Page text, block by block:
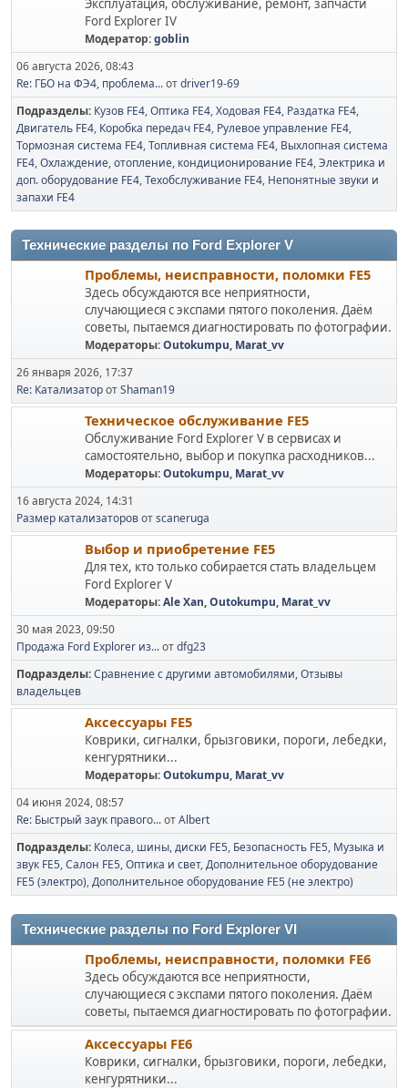
Эксплуатация, обслуживание, ремонт, запчасти
Ford Explorer IV
Модератор:goblin
06 августа 2026, 08:43
Re: ГБО на ФЭ4, проблема...отdriver19-69
Подразделы Кузов FE4 Оптика FE4 Ходовая FE4 Раздатка FE4
Двигатель FE4 Коробка передач FE4 Рулевое управление FE4
Тормозная система FE4 Топливная система FE4 Выхлопная система
FE4 Охлаждение, отопление, кондиционирование FE4 Электрика и
доп. оборудование FE4 Техобслуживание FE4 Непонятные звуки и
запахи FE4
Технические разделы по Ford Explorer V
Проблемы, неисправности, поломки FE5
Здесь обсуждаются все неприятности,
случающиеся с экспами пятого поколения. Даём
советы, пытаемся диагностировать по фотографии.
Модераторы:Outokumpu, Marat_vv
26 января 2026, 17:37
Re: КатализаторотShaman19
Техническое обслуживание FE5
Обслуживание Ford Explorer V в сервисах и
самостоятельно, выбор и покупка расходников...
Модераторы:Outokumpu, Marat_vv
16 августа 2024, 14:31
Размер катализаторовотscaneruga
Выбор и приобретение FE5
Для тех, кто только собирается стать владельцем
Ford Explorer V
Модераторы:Ale Xan,Outokumpu, Marat_vv
30 мая 2023, 09:50
Продажа Ford Explorer из...отdfg23
Подразделы Сравнение с другими автомобилями Отзывы
владельцев
Аксессуары FE5
Коврики, сигналки, брызговики, пороги, лебедки,
кенгурятники...
Модераторы:Outokumpu, Marat_vv
04 июня 2024, 08:57
Re: Быстрый заук правого...отAlbert
Подразделы Колеса, шины, диски FE5 Безопасность FE5 Музыка и
звук FE5 Салон FE5 Оптика и свет Дополнительное оборудование
FE5 (электро) Дополнительное оборудование FE5 (не электро)
Технические разделы по Ford Explorer VI
Проблемы, неисправности, поломки FE6
Здесь обсуждаются все неприятности,
случающиеся с экспами пятого поколения. Даём
советы, пытаемся диагностировать по фотографии.
Аксессуары FE6
Коврики, сигналки, брызговики, пороги, лебедки,
кенгурятники...